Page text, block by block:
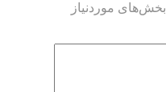
بخش‌های موردنیاز